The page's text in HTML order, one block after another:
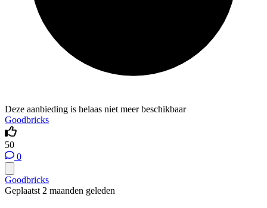
Deze aanbieding is helaas niet meer beschikbaar
Goodbricks
50
0
Goodbricks
Geplaatst 2 maanden geleden